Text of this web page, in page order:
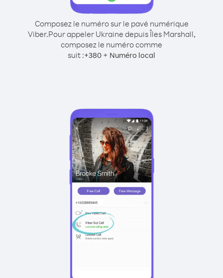
Composez le numéro sur le pavé numérique
Viber.Pour appeler Ukraine depuis Îles Marshall,
composez le numéro comme
suit :+380 + Numéro local